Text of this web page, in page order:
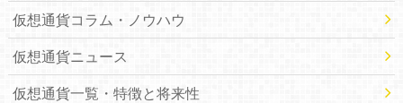
仮想通貨コラム・ノウハウ
仮想通貨ニュース
仮想通貨一覧・特徴と将来性